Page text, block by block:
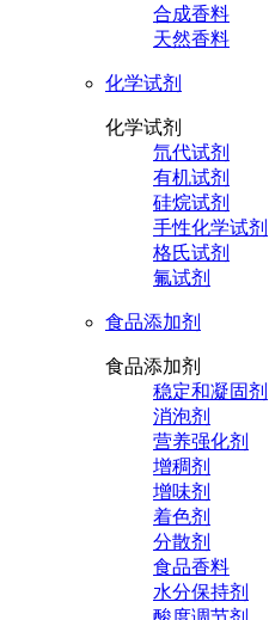
合成香料
天然香料
化学试剂
化学试剂
氘代试剂
有机试剂
硅烷试剂
手性化学试剂
格氏试剂
氟试剂
食品添加剂
食品添加剂
稳定和凝固剂
消泡剂
营养强化剂
增稠剂
增味剂
着色剂
分散剂
食品香料
水分保持剂